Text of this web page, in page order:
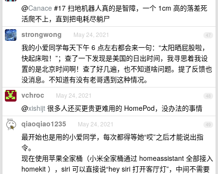
@Canace #17 扫地机器人真的是智障，一个 1cm 高的落差死
活爬不上，直到把电耗尽躺尸
47
strongwong May 24, 2021
我的小爱同学每天下午 6 点左右都会来一句：“太阳晒屁股啦，
快起床啦！”；查了一下发现是美国的日出时间，我寻思着我设
置的是北京时间啊！查了好几遍，也不知道啥问题。提了反馈也
没消息。不知道有没有老哥遇到这种情况。
48
vchroc May 24, 2021
@xishijt 很多人还买更贵更难用的 HomePod，没办法的事情
49
qiaoqiao1235 May 24, 2021
最开始也是用的小爱同学，每次都得等她“哎”之后才能说出指
令。
现在使用苹果全家桶（小米全家桶通过 homeassistant 全部接入
homekit ），siri 可以直接说“hey siri 打开客厅灯”，中间不需要